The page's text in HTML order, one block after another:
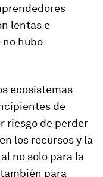
lentas e
no hubo
ecosistemas
de
riesgo de perder
los recursos y la
no solo para la
para